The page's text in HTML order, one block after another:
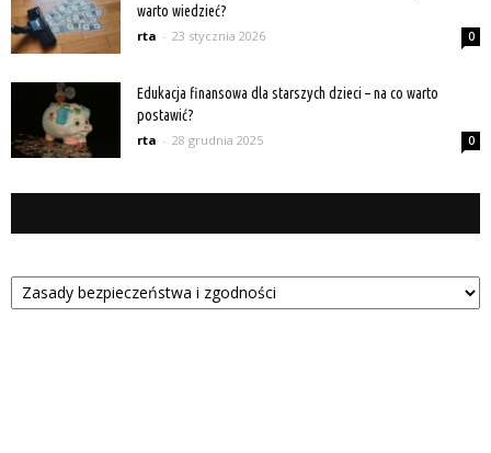
warto wiedzieć?
rta - 23 stycznia 2026 0
Edukacja finansowa dla starszych dzieci – na co warto
postawić?
rta - 28 grudnia 2025 0
Kategorie